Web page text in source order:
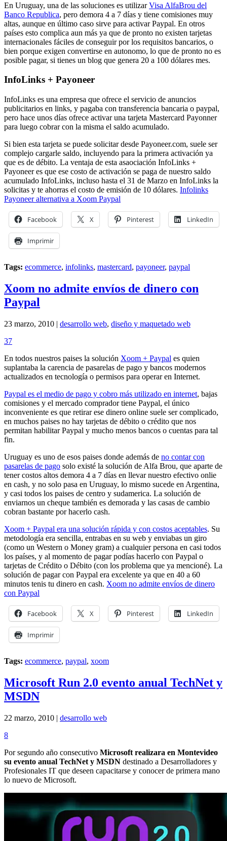
En Uruguay, una de las soluciones es utilizarVisa AlfaBrou del
Banco Republica, pero demora 4 a 7 días y tiene comisiones muy
altas, aunque en último caso sirve para activar Paypal. En otros
países esto complica aun más ya que de pronto no existen tarjetas
internacionales fáciles de conseguir por los requisitos bancarios, o
bien porque exigen convertirse en autonomo, lo que de pronto no es
posible pagar, si tienes un blog que genera 20 a 100 dólares mes.
InfoLinks + Payoneer
InfoLinks es una empresa que ofrece el servicio de anuncios
publicitarios en links, y pagaba con transferencia bancaria o paypal,
pero hace unos días ofrece activar una tarjeta Mastercard Payonner
para luego cobrar con la misma el saldo acumulado.
Si bien esta tarjeta se puede solicitar desde Payoneer.com, suele ser
complejo cargarle saldo, incluyendo para la primera activación ya
que es de débito. La ventaja de esta asaociación InfoLinks +
Payoneer es que ese costo de activación se paga de nuestro saldo
acumulado InfoLinks, incluso hasta el 31 de Marzo en InfoLinks la
solicitas y te ahorras el costo de emisión de 10 dólares. Infolinks
Payoneer alternativa a Xoom Paypal
Facebook X Pinterest LinkedIn
Imprimir
Tags: ecommerce, infolinks, mastercard, payoneer, paypal
Xoom no admite envíos de dinero con
Paypal
23 marzo, 2010 | desarrollo web, diseño y maquetado web
37
En todos nuestros paises la solución Xoom + Paypal es quien
suplantaba la carencia de pasarelas de pago y bancos modernos
actualizados en tecnología o permisos para operar en Internet.
Paypal es el medio de pago y cobro más utilizado en internet, bajas
comisiones y el mercado comprador tiene Paypal, el único
inconveniente es que retirar ese dinero online suele ser complicado,
en muchos paises no hay tarjetas de débito o crédito que nos
permitan habilitar Paypal y mucho menos bancos o cuentas para tal
fin.
Uruguay es uno de esos paises donde además de no contar con
pasarelas de pago solo existé la solución de Alfa Brou, que aparte de
tener costos altos demora 4 a 7 días en llevar nuestro efectivo onlie
en cash, y no solo pasa en Uruguay, lo mismo sucede en Argentina,
y casi todos los paises de centro y sudamerica. La solución de
enviarnos un cheque también es demorada y las casas de cambio
cobran bastante por hacerlo cash.
Xoom + Paypal era una solución rápida y con costos aceptables. Su
metodología era sencilla, entrabas en su web y enviabas un giro
(como un Western o Money gram) a cualquier persona en casi todos
los países, y al momento de pagar podías hacerlo con Paypal o
tarjetas de Crédito o Débito (con los problema que ya mencioné). La
solución de pagar con Paypal era excelente ya que en 40 a 60
minutos tenis tu dinero en cash. Xoom no admite envíos de dinero
con Paypal
Facebook X Pinterest LinkedIn
Imprimir
Tags: ecommerce, paypal, xoom
Microsoft Run 2.0 evento anual TechNet y
MSDN
22 marzo, 2010 | desarrollo web
8
Por segundo año consecutivo Microsoft realizara en Montevideo
su evento anual TechNet y MSDN destinado a Desarrolladores y
Profesionales IT que deseen capacitarse y conocer de primera mano
lo nuevo de Microsoft.